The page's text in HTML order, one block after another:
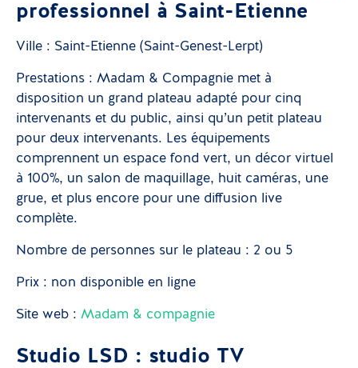
professionnel à Saint-Etienne
Ville : Saint-Etienne (Saint-Genest-Lerpt)
Prestations : Madam & Compagnie met à
disposition un grand plateau adapté pour cinq
intervenants et du public, ainsi qu’un petit plateau
pour deux intervenants. Les équipements
comprennent un espace fond vert, un décor virtuel
à 100%, un salon de maquillage, huit caméras, une
grue, et plus encore pour une diffusion live
complète.
Nombre de personnes sur le plateau : 2 ou 5
Prix : non disponible en ligne
Site web : Madam & compagnie
Studio LSD : studio TV